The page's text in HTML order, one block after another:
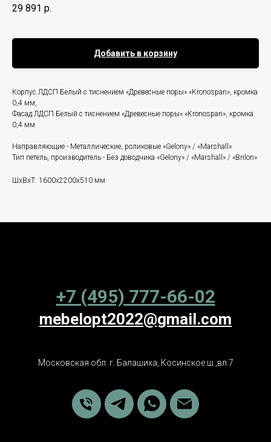
29 891 р.
Добавить в корзину
Корпус ЛДСП Белый с тиснением «Древесные поры» «Kronospan», кромка
0,4 мм,
Фасад ЛДСП Белый с тиснением «Древесные поры» «Kronospan», кромка
0,4 мм
Направляющие - Металлические, роликовые «Gelony» / «Marshall»
Тип петель, производитель - Без доводчика «Gelony» / «Marshall» / «Brilon»
ШxВxТ: 1600x2200x510 мм
+7 (495) 777-66-02
mebelopt2022@gmail.com
Московская обл. г. Балашиха, Косинское ш.,вл.7